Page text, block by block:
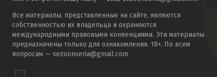
Все материалы, представленные на сайте, являются
собственностью их владельца и охраняются
международными правовыми конвенциями. Эти материалы
предназначены только для ознакомления. 18+. По всем
вопросам — sezoonseria@gmail.com